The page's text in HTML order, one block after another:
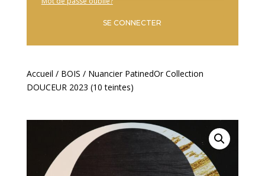
SE CONNECTER
Accueil / BOIS / Nuancier PatinedOr Collection
DOUCEUR 2023 (10 teintes)